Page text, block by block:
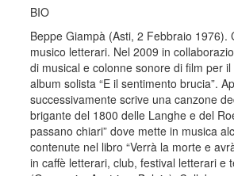
BIO
Beppe Giampà (Asti, 2 Febbraio
musico letterari. Nel 2009 in
di musical e colonne sonore di film per
album solista “E il sentimento brucia”.
successivamente scrive una canzone
brigante del 1800 delle Langhe e del
passano chiari” dove mette in musica
contenute nel libro “Verrà la morte e
in caffè letterari, club, festival letterari e